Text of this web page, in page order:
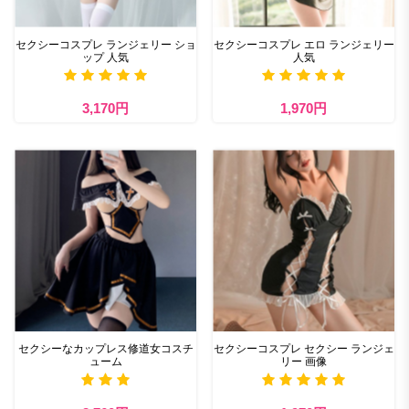
セクシーコスプレ ランジェリー ショ
ップ 人気
3,170円
セクシーコスプレ エロ ランジェリー
人気
1,970円
セクシーなカップレス修道女コスチ
ューム
セクシーコスプレ セクシー ランジェ
リー 画像